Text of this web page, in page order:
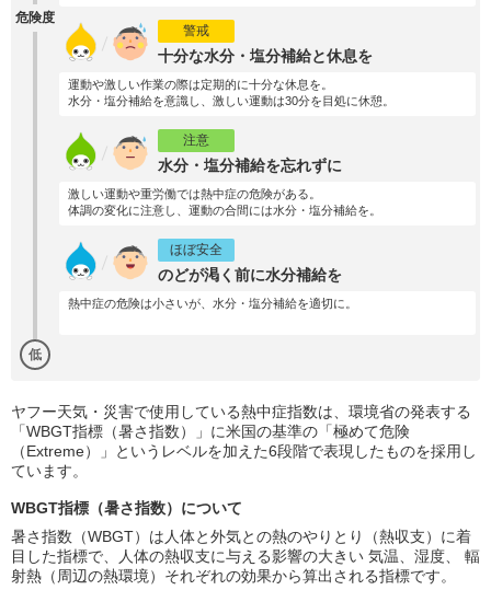
危険度
低
警戒
十分な水分・塩分補給と休息を
運動や激しい作業の際は定期的に十分な休息を。
水分・塩分補給を意識し、激しい運動は30分を目処に休憩。
注意
水分・塩分補給を忘れずに
激しい運動や重労働では熱中症の危険がある。
体調の変化に注意し、運動の合間には水分・塩分補給を。
ほぼ安全
のどが渇く前に水分補給を
熱中症の危険は小さいが、水分・塩分補給を適切に。
ヤフー天気・災害で使用している熱中症指数は、環境省の発表する
「WBGT指標（暑さ指数）」に米国の基準の「極めて危険
（Extreme）」というレベルを加えた6段階で表現したものを採用し
ています。
WBGT指標（暑さ指数）について
暑さ指数（WBGT）は人体と外気との熱のやりとり（熱収支）に着
目した指標で、人体の熱収支に与える影響の大きい 気温、湿度、 輻
射熱（周辺の熱環境）それぞれの効果から算出される指標です。